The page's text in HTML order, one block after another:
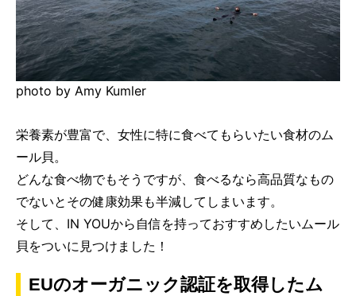
photo by Amy Kumler
栄養素が豊富で、女性に特に食べてもらいたい食材のム
ール貝。
どんな食べ物でもそうですが、食べるなら高品質なもの
でないとその健康効果も半減してしまいます。
そして、IN YOUから自信を持っておすすめしたいムール
貝をついに見つけました！
EUのオーガニック認証を取得したム